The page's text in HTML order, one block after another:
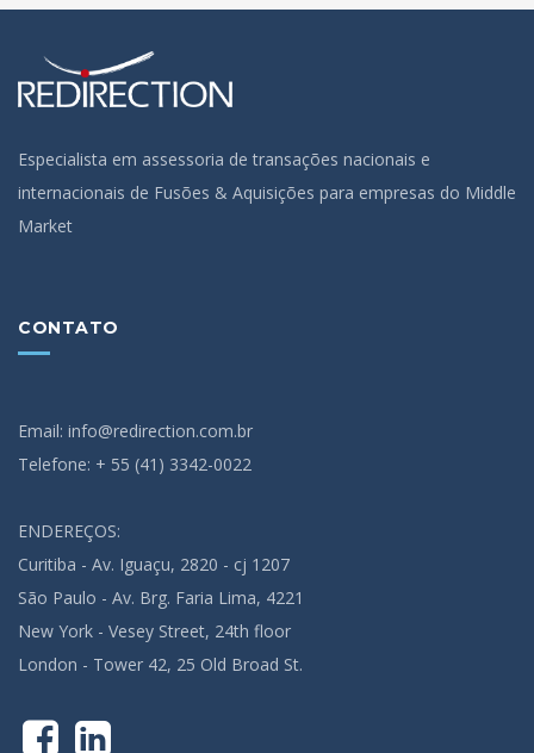
Especialista em assessoria de transações nacionais e
internacionais de Fusões & Aquisições para empresas do Middle
Market
CONTATO
Email: info@redirection.com.br
Telefone: + 55 (41) 3342-0022
ENDEREÇOS:
Curitiba - Av. Iguaçu, 2820 - cj 1207
São Paulo - Av. Brg. Faria Lima, 4221
New York - Vesey Street, 24th floor
London - Tower 42, 25 Old Broad St.